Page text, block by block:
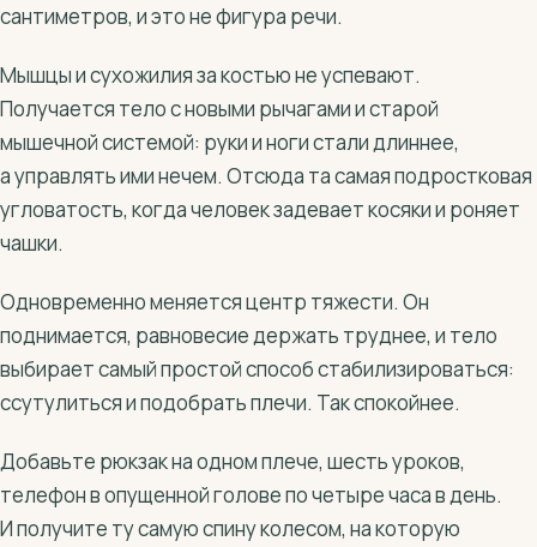
сантиметров, и это не фигура речи.
Мышцы и сухожилия за костью не успевают.
Получается тело с новыми рычагами и старой
мышечной системой: руки и ноги стали длиннее,
а управлять ими нечем. Отсюда та самая подростковая
угловатость, когда человек задевает косяки и роняет
чашки.
Одновременно меняется центр тяжести. Он
поднимается, равновесие держать труднее, и тело
выбирает самый простой способ стабилизироваться:
ссутулиться и подобрать плечи. Так спокойнее.
Добавьте рюкзак на одном плече, шесть уроков,
телефон в опущенной голове по четыре часа в день.
И получите ту самую спину колесом, на которую